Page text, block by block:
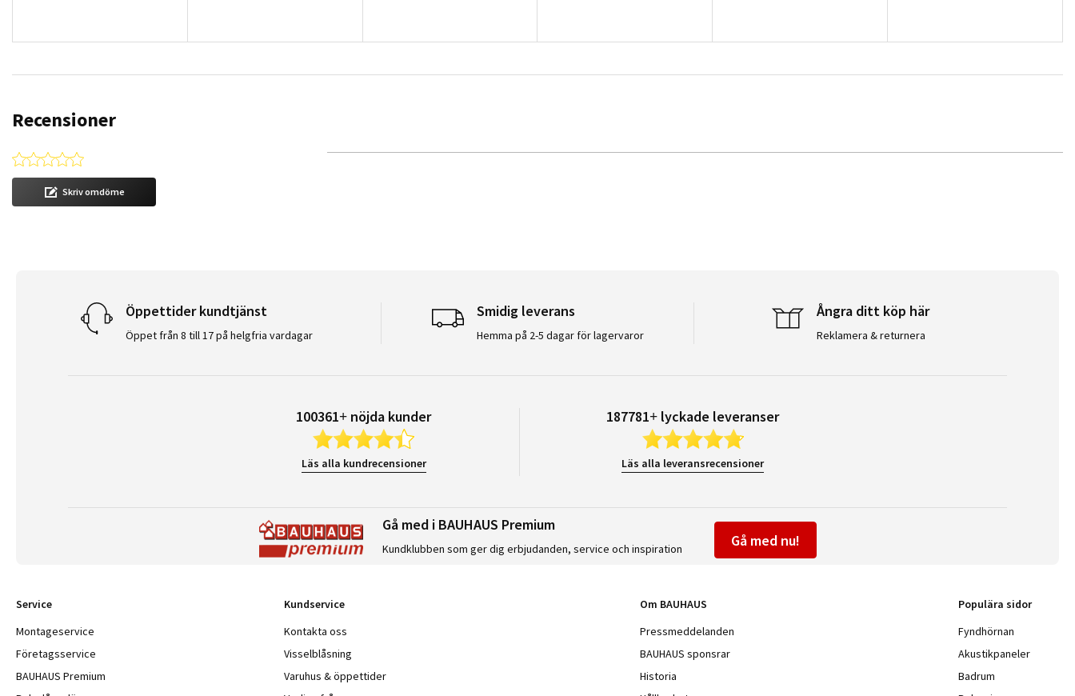
Recensioner
0.0 star rating
Skriv omdöme
Öppettider kundtjänst
Öppet från 8 till 17 på helgfria vardagar
Smidig leverans
Hemma på 2-5 dagar för lagervaror
Ångra ditt köp här
Reklamera & returnera
100361+ nöjda kunder
Läs alla kundrecensioner
187781+ lyckade leveranser
Läs alla leveransrecensioner
Gå med i BAUHAUS Premium
Kundklubben som ger dig erbjudanden, service och inspiration Gå med nu!
Service
Montageservice
Företagsservice
BAUHAUS Premium
Kundservice
Kontakta oss
Visselblåsning
Varuhus & öppettider
Om BAUHAUS
Pressmeddelanden
BAUHAUS sponsrar
Historia
Populära sidor
Fyndhörnan
Akustikpaneler
Badrum